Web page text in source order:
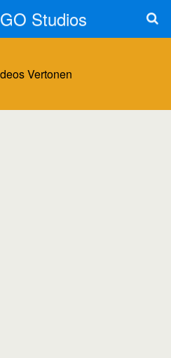
Studios
Vertonen